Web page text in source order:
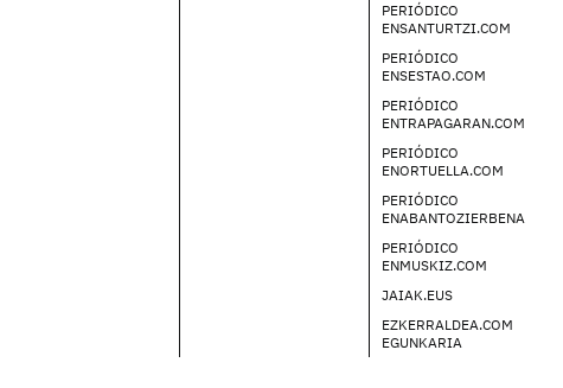
PERIÓDICO
ENSANTURTZI.COM
PERIÓDICO
ENSESTAO.COM
PERIÓDICO
ENTRAPAGARAN.COM
PERIÓDICO
ENORTUELLA.COM
PERIÓDICO
ENABANTOZIERBENA
PERIÓDICO
ENMUSKIZ.COM
JAIAK.EUS
EZKERRALDEA.COM
EGUNKARIA